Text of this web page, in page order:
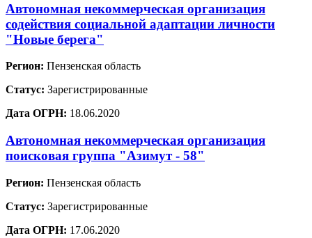
Автономная некоммерческая организация
содействия социальной адаптации личности
"Новые берега"
Регион: Пензенская область
Статус: Зарегистрированные
Дата ОГРН: 18.06.2020
Автономная некоммерческая организация
поисковая группа "Азимут - 58"
Регион: Пензенская область
Статус: Зарегистрированные
Дата ОГРН: 17.06.2020